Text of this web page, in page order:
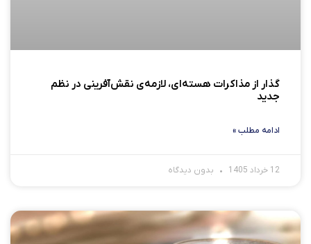
گذار از مذاکرات هسته‌ای، لازمه‌ی نقش‌آفرینی در نظم
جدید
ادامه مطلب »
12 خرداد 1405 بدون دیدگاه